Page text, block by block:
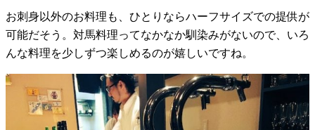
お刺身以外のお料理も、ひとりならハーフサイズでの提供が
可能だそう。対馬料理ってなかなか馴染みがないので、いろ
んな料理を少しずつ楽しめるのが嬉しいですね。